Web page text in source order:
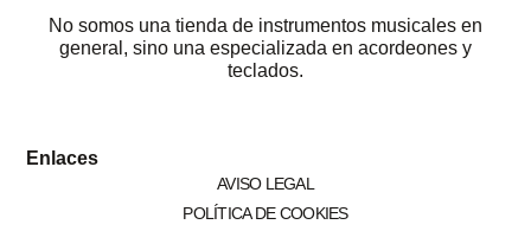
No somos una tienda de instrumentos musicales en
general, sino una especializada en acordeones y
teclados.
Enlaces
AVISO LEGAL
POLÍTICA DE COOKIES